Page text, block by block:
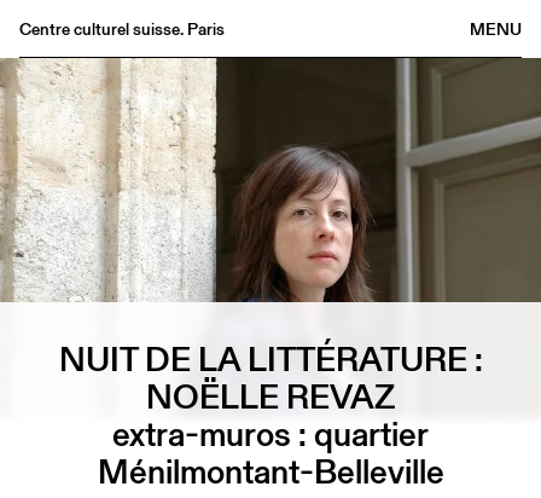
MENU
Centre culturel suisse. Paris
Agenda
Librairie
Buvette
Archives
Médiathèque
Éditions
Informations
EN
NUIT DE LA LITTÉRATURE :
NOËLLE REVAZ
extra-muros : quartier
Ménilmontant-Belleville